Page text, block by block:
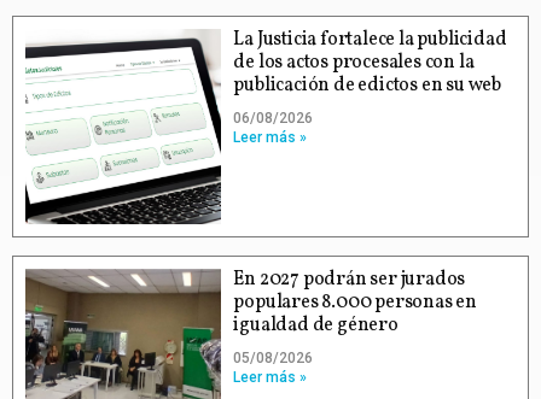
La Justicia fortalece la publicidad
de los actos procesales con la
publicación de edictos en su web
06/08/2026
Leer más »
En 2027 podrán ser jurados
populares 8.000 personas en
igualdad de género
05/08/2026
Leer más »